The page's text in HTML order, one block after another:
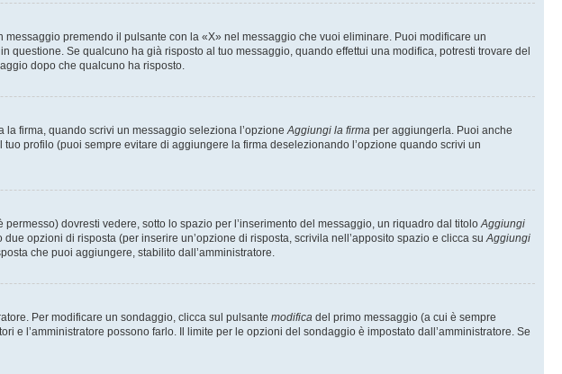
premendo il pulsante con la «X» nel messaggio che vuoi eliminare. Puoi modificare un
questione. Se qualcuno ha già risposto al tuo messaggio, quando effettui una modifica, potresti trovare del
dopo che qualcuno ha risposto.
la firma, quando scrivi un messaggio seleziona l’opzioneAggiungi la firma per aggiungerla. Puoi anche
tuo profilo (puoi sempre evitare di aggiungere la firma deselezionando l’opzione quando scrivi un
dovresti vedere, sotto lo spazio per l’inserimento del messaggio, un riquadro dal titoloAggiungi
opzioni di risposta (per inserire un’opzione di risposta, scrivila nell’apposito spazio e clicca suAggiungi
che puoi aggiungere, stabilito dall’amministratore.
Per modificare un sondaggio, clicca sul pulsante modifica del primo messaggio (a cui è sempre
l’amministratore possono farlo. Il limite per le opzioni del sondaggio è impostato dall’amministratore. Se